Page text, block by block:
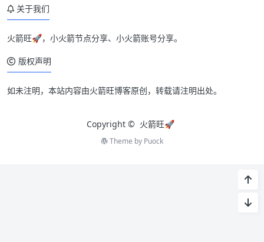
关于我们
火箭旺🚀，小火箭节点分享、小火箭账号分享。
版权声明
如未注明，本站内容由火箭旺博客原创，转载请注明出处。
Copyright © 火箭旺🚀
Theme by Puock